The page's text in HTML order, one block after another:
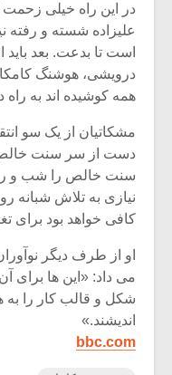
در این راه خیلی
علیزاده شسته و رفته
است تا بدعت. بعد
درویشی، هوشنگ
همه کوشیده اند به
مشکاتیان از یک سو
دست از سر سنت خالص
سنت خالص را شب و
نیازی به تلاش شبانه
کافی خواهد بود برای
او از طرف دیگر
می داد: «این ها برای
شکل و قالب کار را به
اندیشند.»
bbc.com